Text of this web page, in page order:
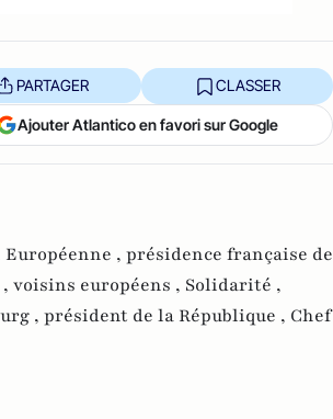
PARTAGER CLASSER
Ajouter Atlantico en favori sur Google
, présidence française de
voisins européens , Solidarité ,
, président de la République , Chef